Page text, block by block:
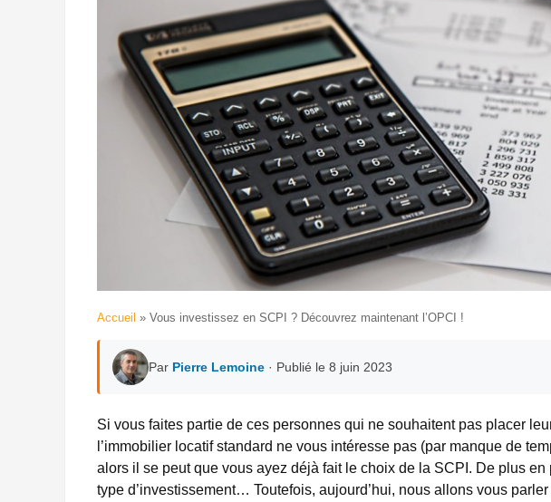
Accueil » Vous investissez en SCPI ? Découvrez maintenant l’OPCI !
Par Pierre Lemoine · Publié le 8 juin 2023
Si vous faites partie de ces personnes qui ne souhaitent pas placer
l’immobilier locatif standard ne vous intéresse pas (par manque de
alors il se peut que vous ayez déjà fait le choix de la SCPI. De plus en
type d’investissement… Toutefois, aujourd’hui, nous allons vous